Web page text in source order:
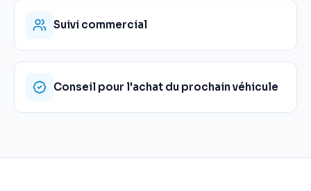
Suivi commercial
Conseil pour l'achat du prochain véhicule